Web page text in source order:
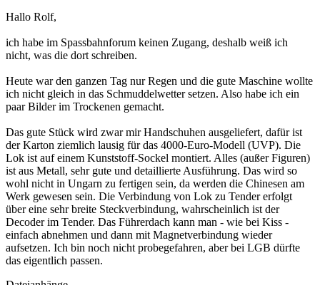
Hallo Rolf,
ich habe im Spassbahnforum keinen Zugang, deshalb weiß ich
nicht, was die dort schreiben.
Heute war den ganzen Tag nur Regen und die gute Maschine wollte
ich nicht gleich in das Schmuddelwetter setzen. Also habe ich ein
paar Bilder im Trockenen gemacht.
Das gute Stück wird zwar mir Handschuhen ausgeliefert, dafür ist
der Karton ziemlich lausig für das 4000-Euro-Modell (UVP). Die
Lok ist auf einem Kunststoff-Sockel montiert. Alles (außer Figuren)
ist aus Metall, sehr gute und detaillierte Ausführung. Das wird so
wohl nicht in Ungarn zu fertigen sein, da werden die Chinesen am
Werk gewesen sein. Die Verbindung von Lok zu Tender erfolgt
über eine sehr breite Steckverbindung, wahrscheinlich ist der
Decoder im Tender. Das Führerdach kann man - wie bei Kiss -
einfach abnehmen und dann mit Magnetverbindung wieder
aufsetzen. Ich bin noch nicht probegefahren, aber bei LGB dürfte
das eigentlich passen.